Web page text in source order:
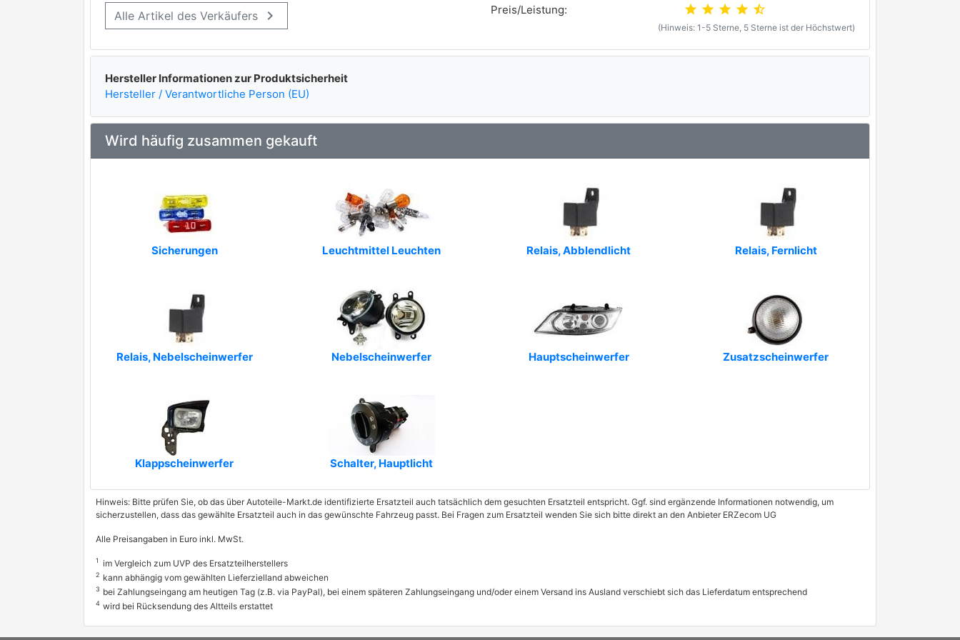
Alle Artikel des Verkäufers keyboard_arrow_right Preis/Leistung: star star star star star_half
(Hinweis: 1-5 Sterne, 5 Sterne ist der Höchstwert)
Hersteller Informationen zur Produktsicherheit
Hersteller / Verantwortliche Person (EU)
Wird häufig zusammen gekauft
Sicherungen Leuchtmittel Leuchten Relais, Abblendlicht Relais, Fernlicht
Relais, Nebelscheinwerfer Nebelscheinwerfer Hauptscheinwerfer Zusatzscheinwerfer
Klappscheinwerfer Schalter, Hauptlicht
Hinweis: Bitte prüfen Sie, ob das über Autoteile-Markt.de identifizierte Ersatzteil auch tatsächlich dem gesuchten Ersatzteil entspricht. Ggf. sind ergänzende Informationen notwendig, um
sicherzustellen, dass das gewählte Ersatzteil auch in das gewünschte Fahrzeug passt. Bei Fragen zum Ersatzteil wenden Sie sich bitte direkt an den Anbieter ERZecom UG
Alle Preisangaben in Euro inkl. MwSt.
1 im Vergleich zum UVP des Ersatzteilherstellers
2 kann abhängig vom gewählten Lieferzielland abweichen
3 bei Zahlungseingang am heutigen Tag (z.B. via PayPal), bei einem späteren Zahlungseingang und/oder einem Versand ins Ausland verschiebt sich das Lieferdatum entsprechend
4 wird bei Rücksendung des Altteils erstattet